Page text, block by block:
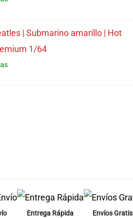
| Submarino amarillo | Hot
1/64
Entrega Rápida Envíos Gratis